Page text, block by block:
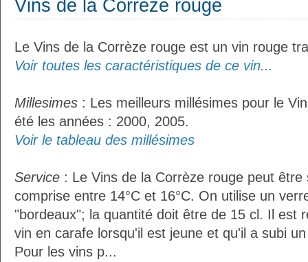
Vins de la Corrèze rouge
Le Vins de la Corrèze rouge est un vin rouge
Voir toutes les caractéristiques de ce vin...
Millesimes : Les meilleurs millésimes pour le
été les années : 2000, 2005.
Voir le tableau des millésimes
Service : Le Vins de la Corrèze rouge peut
comprise entre 14°C et 16°C. On utilise un
"bordeaux"; la quantité doit être de 15 cl. Il est
vin en carafe lorsqu'il est jeune et qu'il a subi
Pour les vins p...